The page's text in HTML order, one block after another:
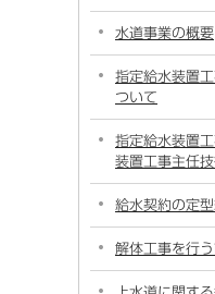
水道事業の概要
指定給水装置
ついて
指定給水装置
装置工事主任
給水契約の定
解体工事を行